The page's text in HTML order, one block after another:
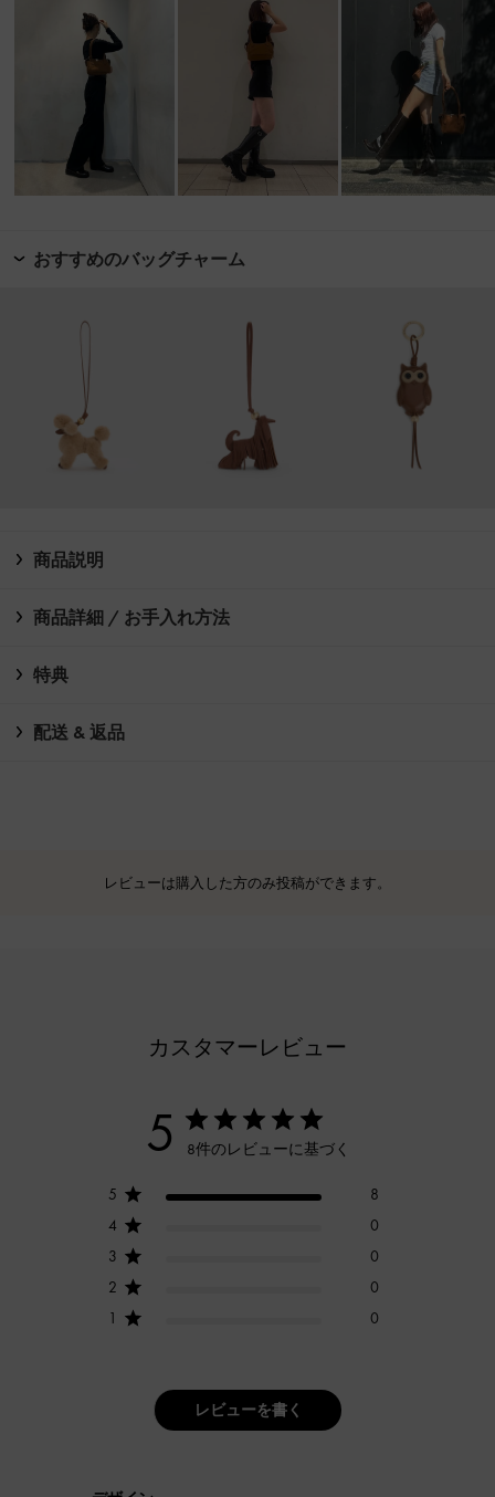
おすすめのバッグチャーム
商品説明
商品詳細 / お手入れ方法
特典
配送 & 返品
レビューは購入した方のみ投稿ができます。
カスタマーレビュー
5 8件のレビューに基づく
5
8
4
0
3
0
2
0
1
0
レビューを書く